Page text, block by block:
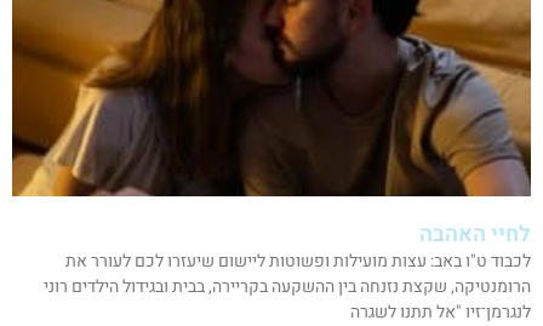
לחיי האהבה
לכבוד ט"ו באב: עצות מועילות ופשוטות ליישום שיעזרו לכם לעורר את
הרומנטיקה, שקצת נזנחה בין ההשקעה בקריירה, בבית ובגידול הילדים רוני
לנגרמן־זיו "אל תתנו לשגרה